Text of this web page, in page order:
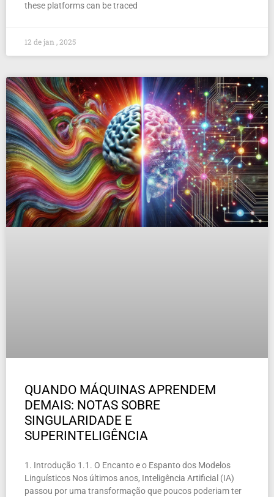
these platforms can be traced
12 de jan , 2025
QUANDO MÁQUINAS APRENDEM
DEMAIS: NOTAS SOBRE
SINGULARIDADE E
SUPERINTELIGÊNCIA
1. Introdução 1.1. O Encanto e o Espanto dos Modelos
Linguísticos Nos últimos anos, Inteligência Artificial (IA)
passou por uma transformação que poucos poderiam ter